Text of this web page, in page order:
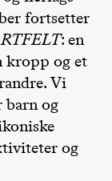
fortsetter
: en
kropp og et
Vi
barn og
og